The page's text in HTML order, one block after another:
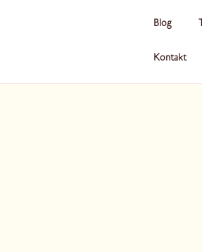
Blog
Kontakt